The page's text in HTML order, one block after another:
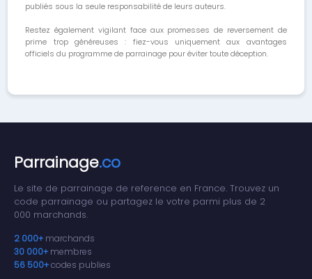
publiés sous la seule responsabilité de leurs auteurs.
Restez également vigilant face aux promesses de reversement de
prime trop généreuses : fiez-vous uniquement aux avantages
officiels du programme de parrainage pour éviter toute déception.
Parrainage.co
Le site de parrainage de reference en France. Trouvez un
code parrainage ou partagez le votre parmi plus de 2
000 marchands.
2 000+ marchands
30 000+ membres
56 500+codes publies